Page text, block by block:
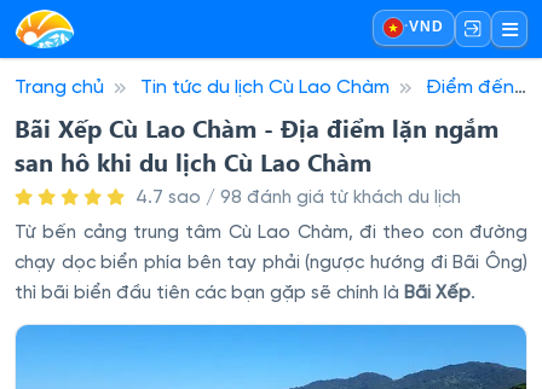
·VND
Trang chủ Tin tức du lịch Cù Lao Chàm
Điểm đến
Cù Lao Chàm
Bãi Xếp Cù Lao Chàm - Địa điểm lặn
ngắm san hô khi du lịch Cù Lao Chàm
Bãi Xếp Cù Lao Chàm - Địa điểm lặn ngắm
san hô khi du lịch Cù Lao Chàm
4.7 sao / 98 đánh giá từ khách du lịch
Từ bến cảng trung tâm Cù Lao Chàm, đi theo con đường
chạy dọc biển phía bên tay phải (ngược hướng đi Bãi Ông)
thì bãi biển đầu tiên các bạn gặp sẽ chính là Bãi Xếp.